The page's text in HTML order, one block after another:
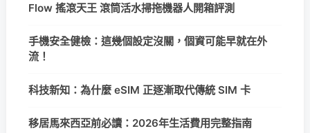
Flow 搖滾天王 滾筒活水掃拖機器人開箱評測
手機安全健檢：這幾個設定沒關，個資可能早就在外
流！
科技新知：為什麼 eSIM 正逐漸取代傳統 SIM 卡
移居馬來西亞前必讀：2026年生活費用完整指南